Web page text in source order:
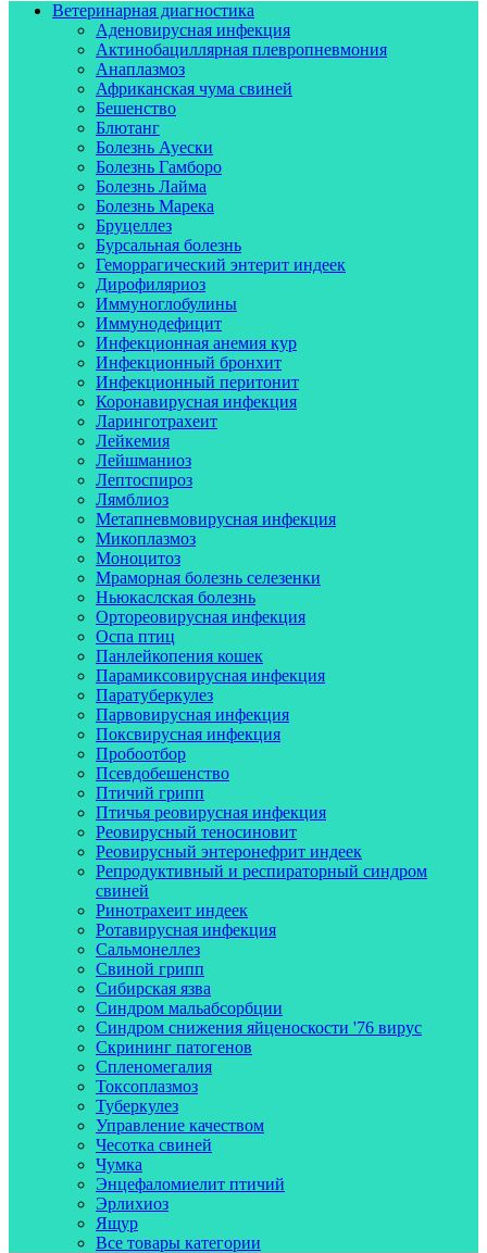
Ветеринарная диагностика
Аденовирусная инфекция
Актинобациллярная плевропневмония
Анаплазмоз
Африканская чума свиней
Бешенство
Блютанг
Болезнь Ауески
Болезнь Гамборо
Болезнь Лайма
Болезнь Марека
Бруцеллез
Бурсальная болезнь
Геморрагический энтерит индеек
Дирофиляриоз
Иммуноглобулины
Иммунодефицит
Инфекционная анемия кур
Инфекционный бронхит
Инфекционный перитонит
Коронавирусная инфекция
Ларинготрахеит
Лейкемия
Лейшманиоз
Лептоспироз
Лямблиоз
Метапневмовирусная инфекция
Микоплазмоз
Моноцитоз
Мраморная болезнь селезенки
Ньюкаслская болезнь
Ортореовирусная инфекция
Оспа птиц
Панлейкопения кошек
Парамиксовирусная инфекция
Паратуберкулез
Парвовирусная инфекция
Поксвирусная инфекция
Пробоотбор
Псевдобешенство
Птичий грипп
Птичья реовирусная инфекция
Реовирусный теносиновит
Реовирусный энтеронефрит индеек
Репродуктивный и респираторный синдром
свиней
Ринотрахеит индеек
Ротавирусная инфекция
Сальмонеллез
Свиной грипп
Сибирская язва
Синдром мальабсорбции
Синдром снижения яйценоскости '76 вирус
Скрининг патогенов
Спленомегалия
Токсоплазмоз
Туберкулез
Управление качеством
Чесотка свиней
Чумка
Энцефаломиелит птичий
Эрлихиоз
Ящур
Все товары категории